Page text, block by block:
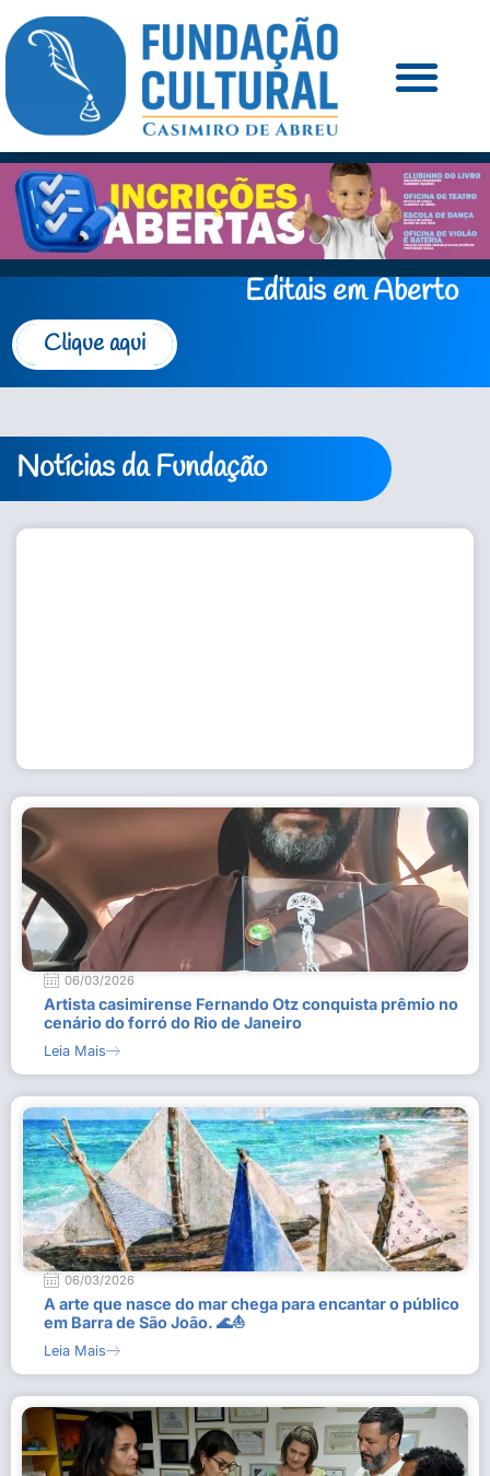
Editais em Aberto
Clique aqui
Notícias da Fundação
06/03/2026
Artista casimirense Fernando Otz conquista prêmio no
cenário do forró do Rio de Janeiro
Leia Mais
06/03/2026
A arte que nasce do mar chega para encantar o público
em Barra de São João. 🌊⛵
Leia Mais